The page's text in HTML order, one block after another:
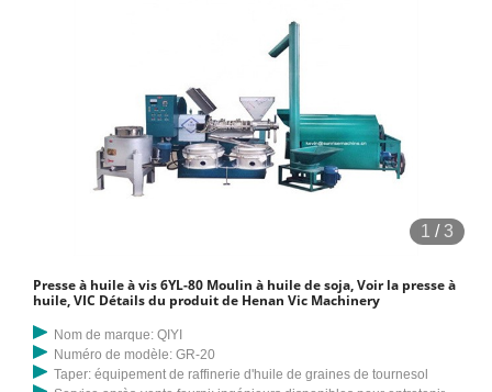
1 /3
Presse à huile à vis 6YL-80 Moulin à huile de soja, Voir la presse à
huile, VIC Détails du produit de Henan Vic Machinery
Nom de marque: QIYI
Numéro de modèle: GR-20
Taper: équipement de raffinerie d'huile de graines de tournesol